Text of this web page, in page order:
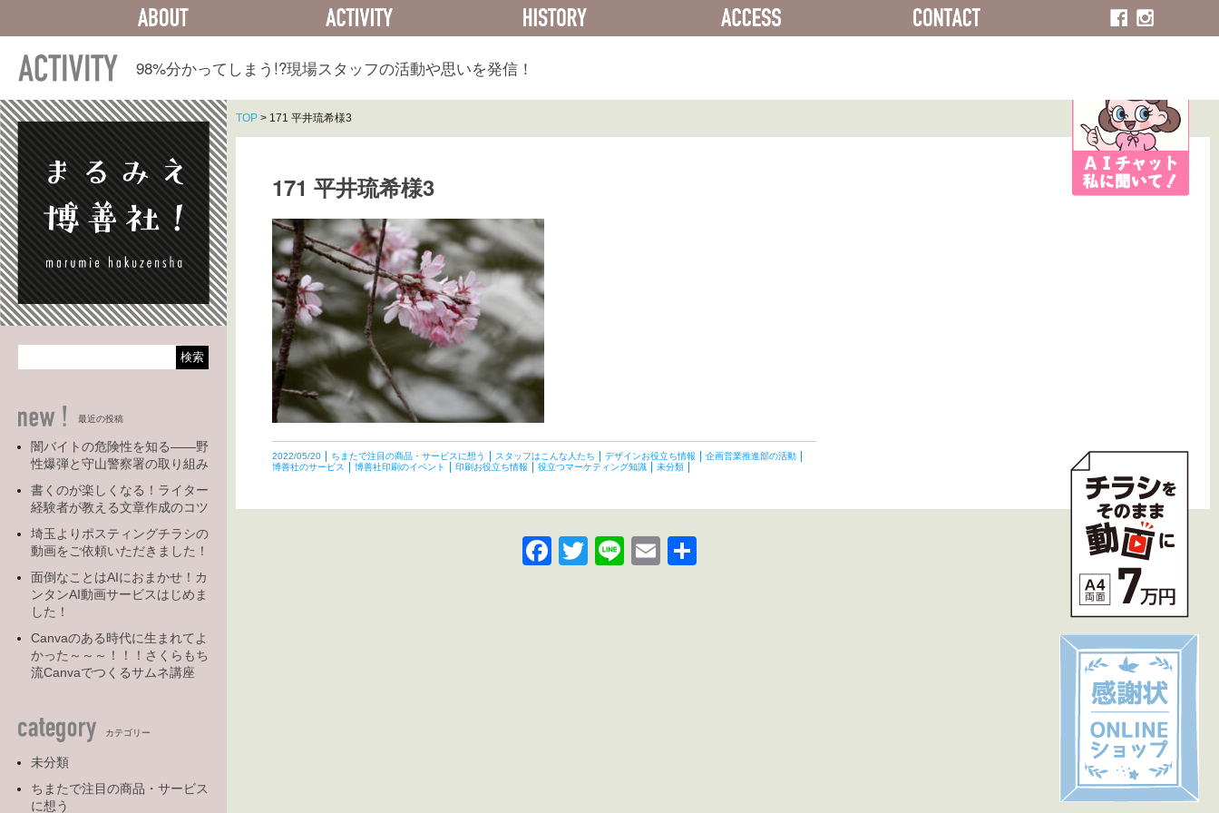
ACTIVITY
98%分かってしまう!?現場スタッフの活動や思いを発信！
最近の投稿
闇バイトの危険性を知る――野
性爆弾と守山警察署の取り組み
書くのが楽しくなる！ライター
経験者が教える文章作成のコツ
埼玉よりポスティングチラシの
動画をご依頼いただきました！
面倒なことはAIにおまかせ！カ
ンタンAI動画サービスはじめま
した！
Canvaのある時代に生まれてよ
かった～～～！！！さくらもち
流Canvaでつくるサムネ講座
カテゴリー
未分類
ちまたで注目の商品・サービス
に想う
TOP > 171 平井琉希様3
171 平井琉希様3
2022/05/20 ちまたで注目の商品・サービスに想う スタッフはこんな人たち デザインお役立ち情報
企画営業推進部の活動
博善社のサービス
博善社印刷のイベント 印刷お役立ち情報 役立つマーケティング知識 未分類
Facebook
TwitterLineEmail